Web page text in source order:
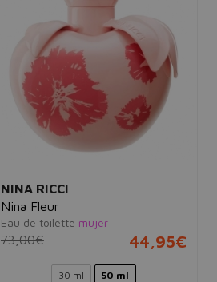
NINA RICCI
Nina Fleur
Eau de toilette mujer
73,00€ 44,95€
30 ml 50 ml